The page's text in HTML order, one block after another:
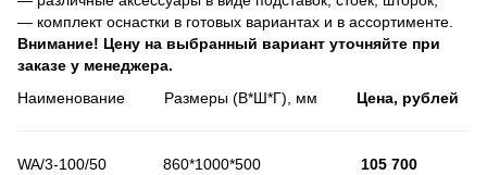
— комплект оснастки в готовых вариантах и в ассортименте.
Внимание! Цену на выбранный вариант уточняйте при
заказе у менеджера.
Наименование Размеры (В*Ш*Г), мм Цена, рублей
WA/3-100/50 860*1000*500 105 700